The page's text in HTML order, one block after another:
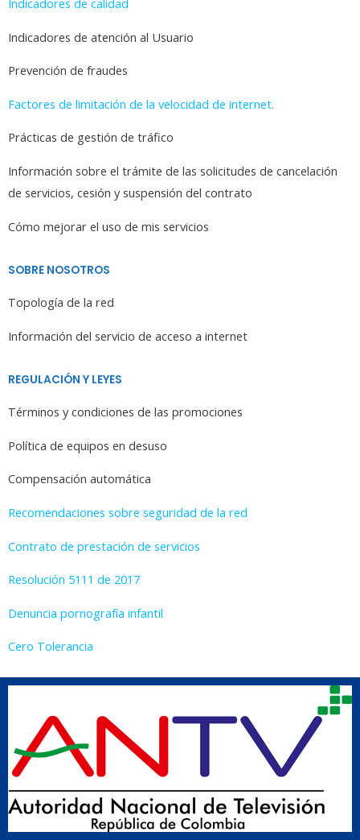
Indicadores de calidad
Indicadores de atención al Usuario
Prevención de fraudes
Factores de limitación de la velocidad de internet.
Prácticas de gestión de tráfico
Información sobre el trámite de las solicitudes de cancelación
de servicios, cesión y suspensión del contrato
Cómo mejorar el uso de mis servicios
SOBRE NOSOTROS
Topología de la red
Información del servicio de acceso a internet
REGULACIÓN Y LEYES
Términos y condiciones de las promociones
Política de equipos en desuso
Compensación automática
Recomendaciones sobre seguridad de la red
Contrato de prestación de servicios
Resolución 5111 de 2017
Denuncia pornografía infantil
Cero Tolerancia